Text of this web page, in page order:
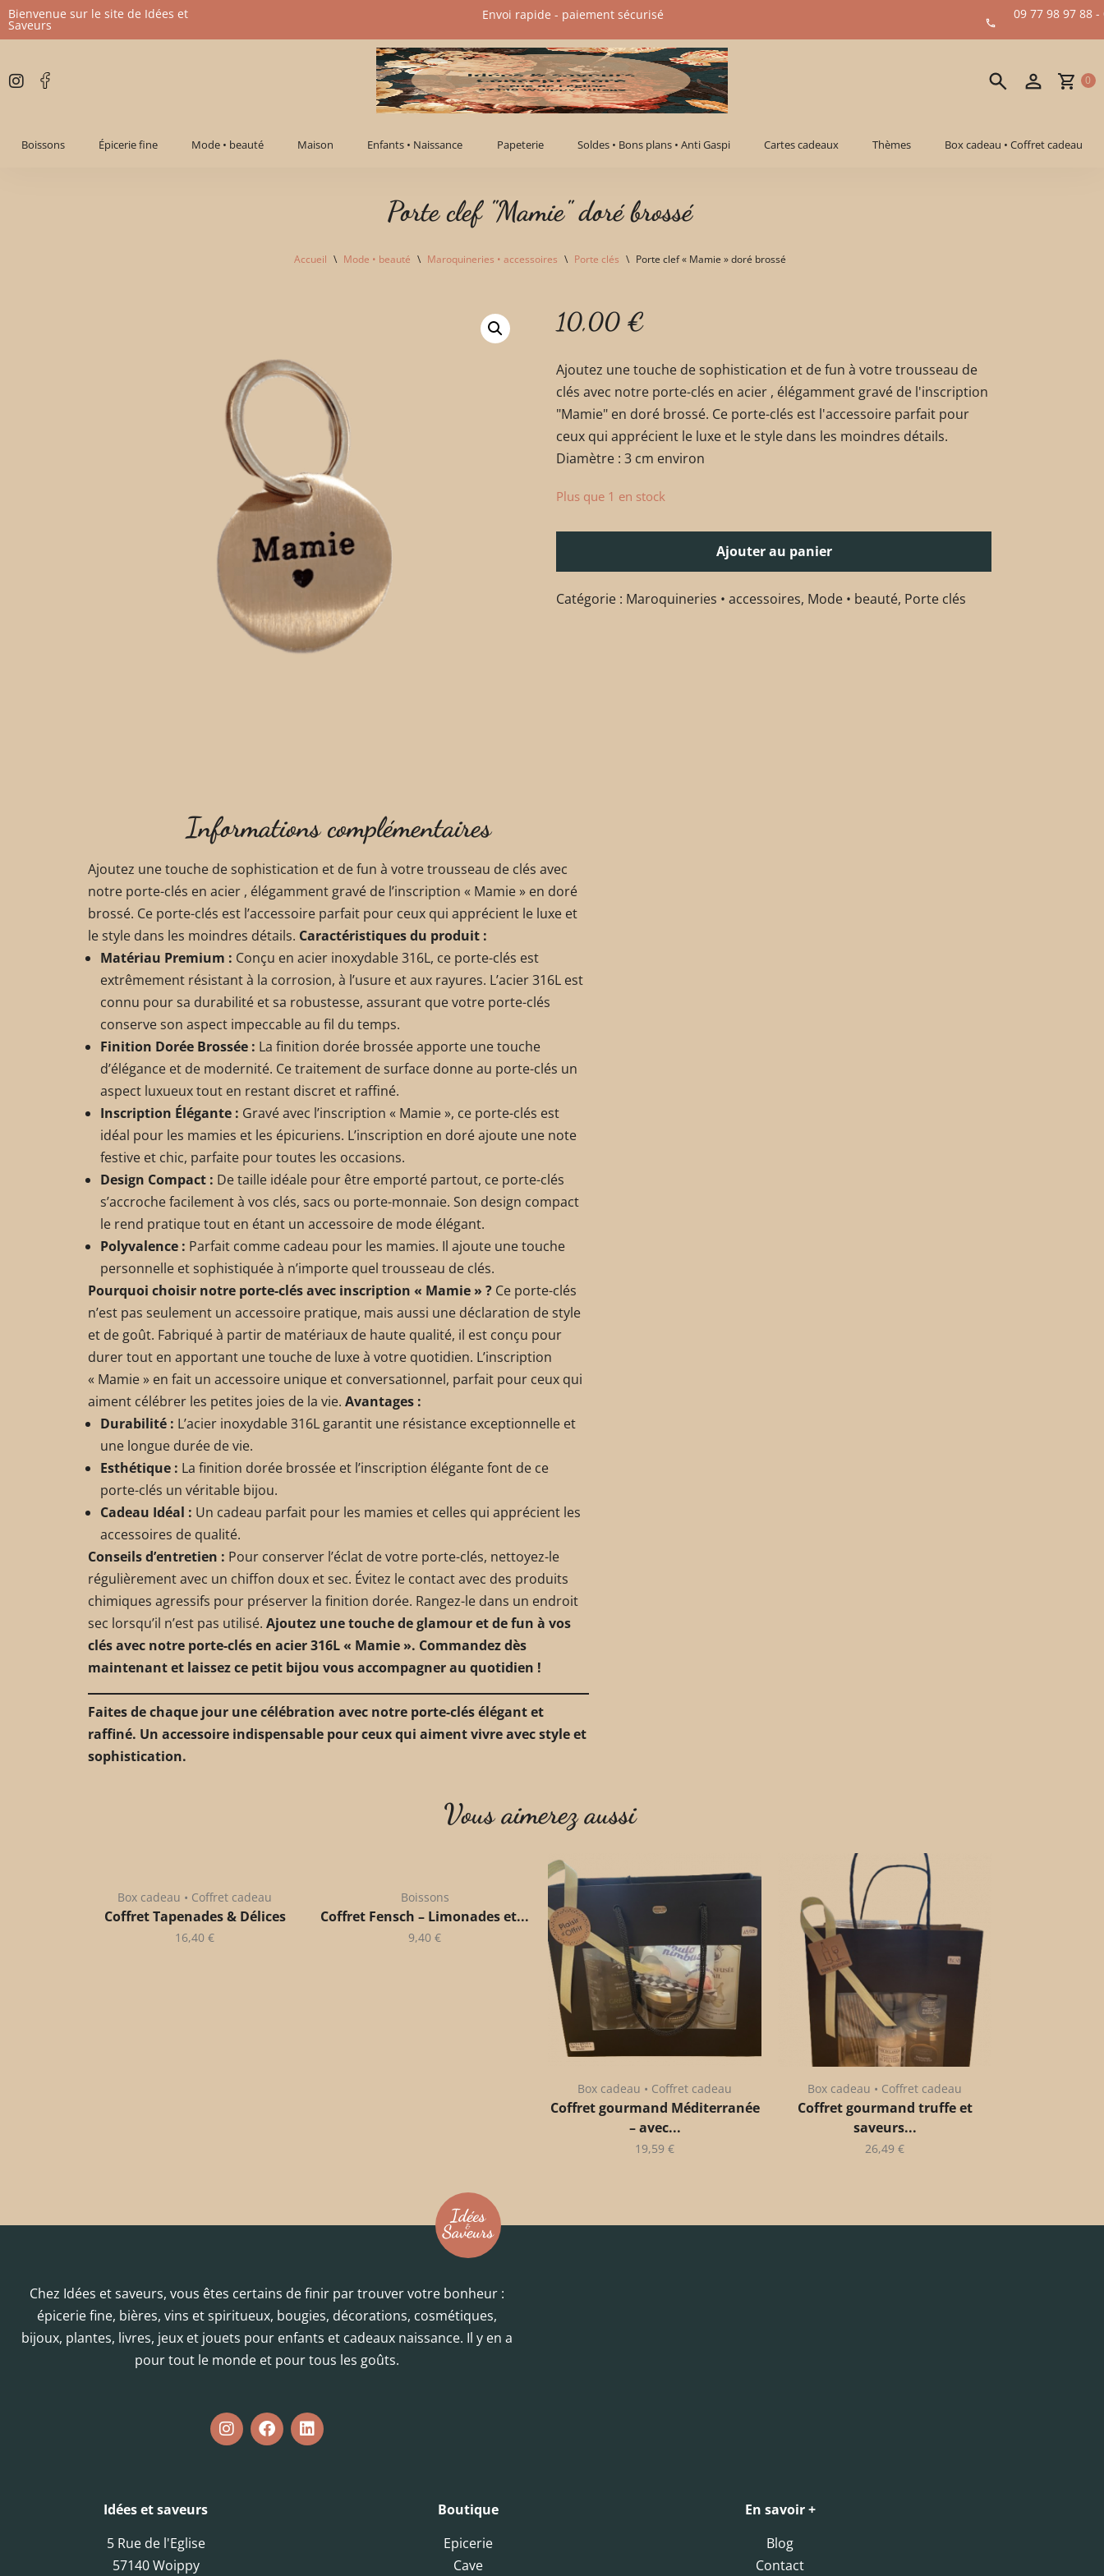
Aller
contenu
Bienvenue sur le site de Idées et
Saveurs
09 77 98 97 88 -
Envoi rapide - paiement sécurisé​
0
Boissons Épicerie fine Mode • beauté Maison Enfants • Naissance Papeterie Soldes • Bons plans • Anti Gaspi Cartes cadeaux Thèmes Box cadeau • Coffret cadeau
Porte clef "Mamie" doré brossé
Accueil \ Mode • beauté \ Maroquineries • accessoires \ Porte clés \ Porte clef « Mamie » doré brossé
10,00 €
Ajoutez une touche de sophistication et de fun à votre trousseau de
clés avec notre porte-clés en acier , élégamment gravé de l'inscription
"Mamie" en doré brossé. Ce porte-clés est l'accessoire parfait pour
ceux qui apprécient le luxe et le style dans les moindres détails.
Diamètre : 3 cm environ
Plus que 1 en stock
Ajouter au panier
Catégorie : Maroquineries • accessoires, Mode • beauté, Porte clés
Informations complémentaires
Ajoutez une touche de sophistication et de fun à votre trousseau de clés avec
notre porte-clés en acier , élégamment gravé de l’inscription « Mamie » en doré
brossé. Ce porte-clés est l’accessoire parfait pour ceux qui apprécient le luxe et
le style dans les moindres détails. Caractéristiques du produit :
Matériau Premium : Conçu en acier inoxydable 316L, ce porte-clés est
extrêmement résistant à la corrosion, à l’usure et aux rayures. L’acier 316L est
connu pour sa durabilité et sa robustesse, assurant que votre porte-clés
conserve son aspect impeccable au fil du temps.
Finition Dorée Brossée : La finition dorée brossée apporte une touche
d’élégance et de modernité. Ce traitement de surface donne au porte-clés un
aspect luxueux tout en restant discret et raffiné.
Inscription Élégante : Gravé avec l’inscription « Mamie », ce porte-clés est
idéal pour les mamies et les épicuriens. L’inscription en doré ajoute une note
festive et chic, parfaite pour toutes les occasions.
Design Compact : De taille idéale pour être emporté partout, ce porte-clés
s’accroche facilement à vos clés, sacs ou porte-monnaie. Son design compact
le rend pratique tout en étant un accessoire de mode élégant.
Polyvalence : Parfait comme cadeau pour les mamies. Il ajoute une touche
personnelle et sophistiquée à n’importe quel trousseau de clés.
Pourquoi choisir notre porte-clés avec inscription « Mamie » ? Ce porte-clés
n’est pas seulement un accessoire pratique, mais aussi une déclaration de style
et de goût. Fabriqué à partir de matériaux de haute qualité, il est conçu pour
durer tout en apportant une touche de luxe à votre quotidien. L’inscription
« Mamie » en fait un accessoire unique et conversationnel, parfait pour ceux qui
aiment célébrer les petites joies de la vie. Avantages :
Durabilité : L’acier inoxydable 316L garantit une résistance exceptionnelle et
une longue durée de vie.
Esthétique : La finition dorée brossée et l’inscription élégante font de ce
porte-clés un véritable bijou.
Cadeau Idéal : Un cadeau parfait pour les mamies et celles qui apprécient les
accessoires de qualité.
Conseils d’entretien : Pour conserver l’éclat de votre porte-clés, nettoyez-le
régulièrement avec un chiffon doux et sec. Évitez le contact avec des produits
chimiques agressifs pour préserver la finition dorée. Rangez-le dans un endroit
sec lorsqu’il n’est pas utilisé. Ajoutez une touche de glamour et de fun à vos
clés avec notre porte-clés en acier 316L « Mamie ». Commandez dès
maintenant et laissez ce petit bijou vous accompagner au quotidien !
Faites de chaque jour une célébration avec notre porte-clés élégant et
raffiné. Un accessoire indispensable pour ceux qui aiment vivre avec style et
sophistication.
Vous aimerez aussi
Box cadeau • Coffret cadeau
Coffret Tapenades & Délices
16,40 €
Boissons
Coffret Fensch – Limonades et...
9,40 €
Box cadeau • Coffret cadeau
Coffret gourmand Méditerranée
– avec...
19,59 €
Box cadeau • Coffret cadeau
Coffret gourmand truffe et
saveurs...
26,49 €
Chez Idées et saveurs, vous êtes certains de finir par trouver votre bonheur :
épicerie fine, bières, vins et spiritueux, bougies, décorations, cosmétiques,
bijoux, plantes, livres, jeux et jouets pour enfants et cadeaux naissance. Il y en a
pour tout le monde et pour tous les goûts.
Idées et saveurs
5 Rue de l'Eglise
57140 Woippy
Boutique
Epicerie
Cave
En savoir +
Blog
Contact